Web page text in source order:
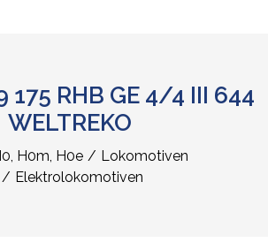
175 RHB GE 4/4 III 644
WELTREKO
H0m, H0e
Lokomotiven
Elektrolokomotiven